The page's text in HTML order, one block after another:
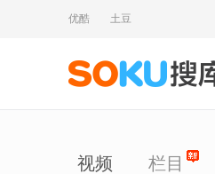
优酷 土豆
视频 栏目